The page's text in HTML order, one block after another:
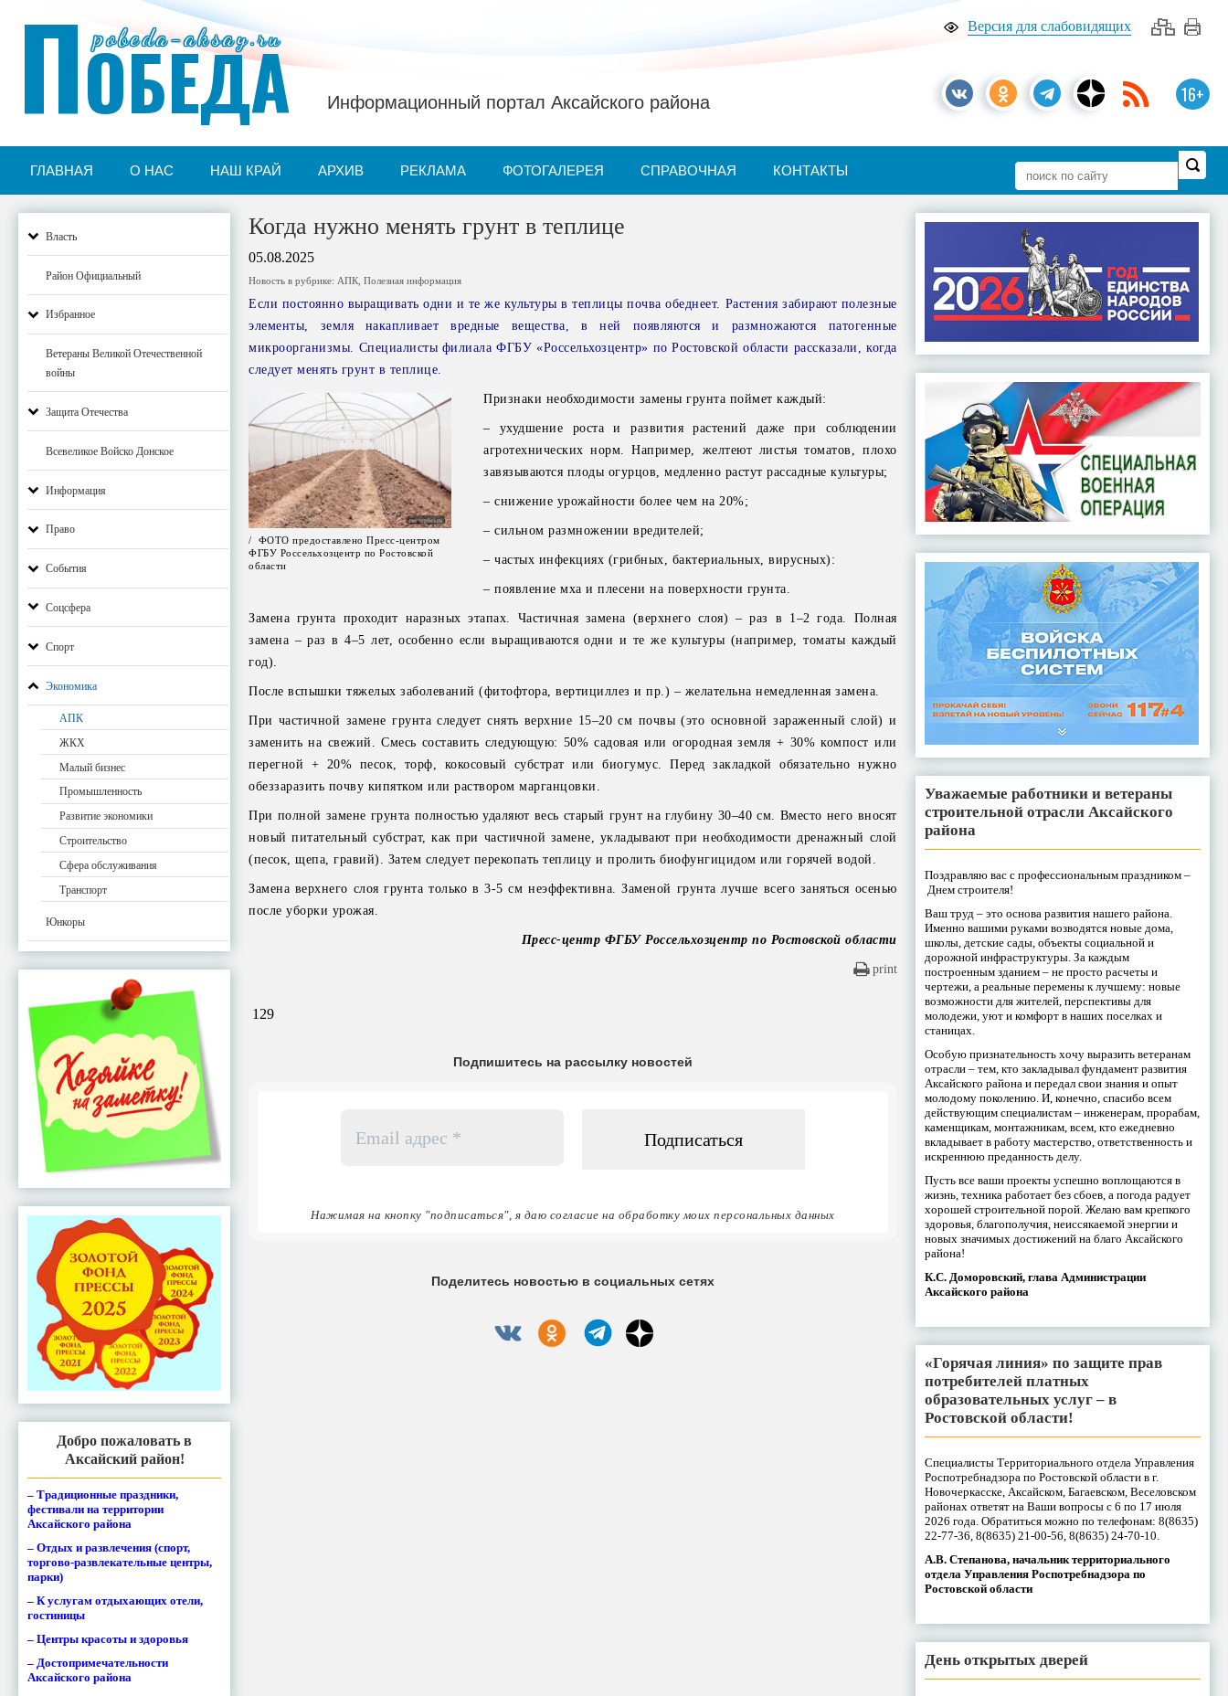
Версия для слабовидящих
16+
pobeda-aksay.ru
ПОБЕДА Информационный портал Аксайского района
ГЛАВНАЯ О НАС НАШ КРАЙ АРХИВ РЕКЛАМА ФОТОГАЛЕРЕЯ СПРАВОЧНАЯ КОНТАКТЫ
Власть
Район Официальный
Избранное
Ветераны Великой Отечественной
войны
Защита Отечества
Всевеликое Войско Донское
Информация
Право
События
Соцсфера
Спорт
Экономика
АПК
ЖКХ
Малый бизнес
Промышленность
Развитие экономики
Строительство
Сфера обслуживания
Транспорт
Юнкоры
Добро пожаловать в
Аксайский район!
– Традиционные праздники,
фестивали на территории
Аксайского района
– Отдых и развлечения (спорт,
торгово-развлекательные центры,
парки)
– К услугам отдыхающих отели,
гостиницы
– Центры красоты и здоровья
– Достопримечательности
Аксайского района
Когда нужно менять грунт в теплице
05.08.2025
Новость в рубрике: АПК ,Полезная информация
Если постоянно выращивать одни и те же культуры в теплицы почва обеднеет. Растения забирают полезные
элементы, земля накапливает вредные вещества, в ней появляются и размножаются патогенные
микроорганизмы. Специалисты филиала ФГБУ «Россельхозцентр» по Ростовской области рассказали, когда
следует менять грунт в теплице.
/ ФОТО предоставлено Пресс-центром
ФГБУ Россельхозцентр по Ростовской
области
Признаки необходимости замены грунта поймет каждый:
– ухудшение роста и развития растений даже при соблюдении
агротехнических норм. Например, желтеют листья томатов, плохо
завязываются плоды огурцов, медленно растут рассадные культуры;
– снижение урожайности более чем на 20%;
– сильном размножении вредителей;
– частых инфекциях (грибных, бактериальных, вирусных):
– появление мха и плесени на поверхности грунта.
Замена грунта проходит наразных этапах. Частичная замена (верхнего слоя) – раз в 1–2 года. Полная
замена – раз в 4–5 лет, особенно если выращиваются одни и те же культуры (например, томаты каждый
год).
После вспышки тяжелых заболеваний (фитофтора, вертициллез и пр.) – желательна немедленная замена.
При частичной замене грунта следует снять верхние 15–20 см почвы (это основной зараженный слой) и
заменить на свежий. Смесь составить следующую: 50% садовая или огородная земля + 30% компост или
перегной + 20% песок, торф, кокосовый субстрат или биогумус. Перед закладкой обязательно нужно
обеззаразить почву кипятком или раствором марганцовки.
При полной замене грунта полностью удаляют весь старый грунт на глубину 30–40 см. Вместо него вносят
новый питательный субстрат, как при частичной замене, укладывают при необходимости дренажный слой
(песок, щепа, гравий). Затем следует перекопать теплицу и пролить биофунгицидом или горячей водой.
Замена верхнего слоя грунта только в 3-5 см неэффективна. Заменой грунта лучше всего заняться осенью
после уборки урожая.
Пресс-центр ФГБУ Россельхозцентр по Ростовской области
print
129
Подпишитесь на рассылку новостей
адрес
Нажимая на кнопку "подписаться", я даю согласие на обработку моих персональных данных
Поделитесь новостью в социальных сетях
Уважаемые работники и ветераны
строительной отрасли Аксайского
района
Поздравляю вас с профессиональным праздником –
Днем строителя!
Ваш труд – это основа развития нашего района.
Именно вашими руками возводятся новые дома,
школы, детские сады, объекты социальной и
дорожной инфраструктуры. За каждым
построенным зданием – не просто расчеты и
чертежи, а реальные перемены к лучшему: новые
возможности для жителей, перспективы для
молодежи, уют и комфорт в наших поселках и
станицах.
Особую признательность хочу выразить ветеранам
отрасли – тем, кто закладывал фундамент развития
Аксайского района и передал свои знания и опыт
молодому поколению. И, конечно, спасибо всем
действующим специалистам – инженерам, прорабам,
каменщикам, монтажникам, всем, кто ежедневно
вкладывает в работу мастерство, ответственность и
искреннюю преданность делу.
Пусть все ваши проекты успешно воплощаются в
жизнь, техника работает без сбоев, а погода радует
хорошей строительной порой. Желаю вам крепкого
здоровья, благополучия, неиссякаемой энергии и
новых значимых достижений на благо Аксайского
района!
К.С. Доморовский, глава Администрации
Аксайского района
«Горячая линия» по защите прав
потребителей платных
образовательных услуг – в
Ростовской области!
Специалисты Территориального отдела Управления
Роспотребнадзора по Ростовской области в г.
Новочеркасске, Аксайском, Багаевском, Веселовском
районах ответят на Ваши вопросы с 6 по 17 июля
2026 года. Обратиться можно по телефонам: 8(8635)
22-77-36, 8(8635) 21-00-56, 8(8635) 24-70-10.
А.В. Степанова, начальник территориального
отдела Управления Роспотребнадзора по
Ростовской области
День открытых дверей